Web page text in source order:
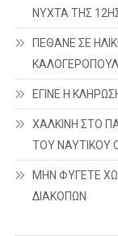
ΝΥΧΤΑ ΤΗΣ
ΠΕΘΑΝΕ ΣΕ
ΕΓΙΝΕ Η
ΧΑΛΚΙΝΗ ΣΤΟ
ΤΟΥ ΝΑΥΤΙΚΟΥ
ΜΗΝ ΦΥΓΕΤΕ
ΔΙΑΚΟΠΩΝ